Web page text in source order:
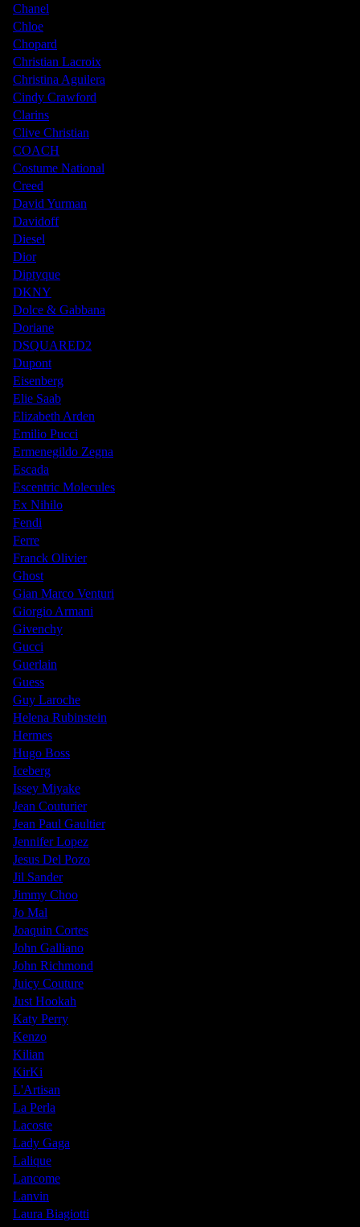
Chanel
Chloe
Chopard
Christian Lacroix
Christina Aguilera
Cindy Crawford
Clarins
Clive Christian
COACH
Costume National
Creed
David Yurman
Davidoff
Diesel
Dior
Diptyque
DKNY
Dolce & Gabbana
Doriane
DSQUARED2
Dupont
Eisenberg
Elie Saab
Elizabeth Arden
Emilio Pucci
Ermenegildo Zegna
Escada
Escentric Molecules
Ex Nihilo
Fendi
Ferre
Franck Olivier
Ghost
Gian Marco Venturi
Giorgio Armani
Givenchy
Gucci
Guerlain
Guess
Guy Laroche
Helena Rubinstein
Hermes
Hugo Boss
Iceberg
Issey Miyake
Jean Couturier
Jean Paul Gaultier
Jennifer Lopez
Jesus Del Pozo
Jil Sander
Jimmy Choo
Jo Mal
Joaquin Cortes
John Galliano
John Richmond
Juicy Couture
Just Hookah
Katy Perry
Kenzo
Kilian
KirKi
L'Artisan
La Perla
Lacoste
Lady Gaga
Lalique
Lancome
Lanvin
Laura Biagiotti